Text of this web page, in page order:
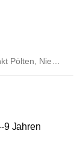
9 Jahren